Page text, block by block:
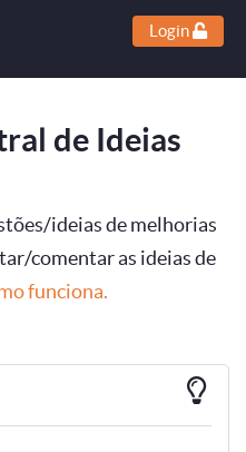
Login
de Ideias
ideias de melhorias
comentar as ideias de
funciona.